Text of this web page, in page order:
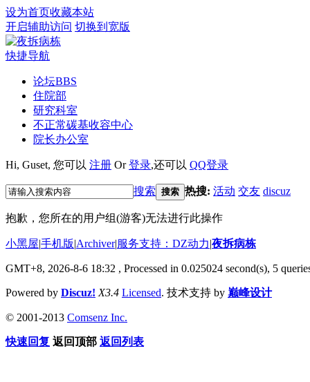
设为首页收藏本站
开启辅助访问 切换到宽版
快捷导航
论坛BBS
住院部
研究科室
不正常碳基收容中心
院长办公室
Hi, Guset, 您可以 注册 Or登录,还可以 QQ登录
搜索 搜索 热搜: 活动 交友 discuz
抱歉，您所在的用户组(游客)无法进行此操作
小黑屋|手机版|Archiver|服务支持：DZ动力|夜拆病栋
GMT+8, 2026-8-6 18:32 , Processed in 0.025024 second(s), 5
Powered by Discuz! X3.4 Licensed. 技术支持 by 巅峰设计
© 2001-2013 Comsenz Inc.
快速回复 返回顶部 返回列表